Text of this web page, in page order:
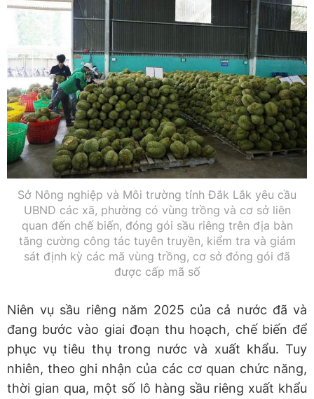
Sở Nông nghiệp và Môi trường tỉnh Đắk Lắk yêu cầu
UBND các xã, phường có vùng trồng và cơ sở liên
quan đến chế biến, đóng gói sầu riêng trên địa bàn
tăng cường công tác tuyên truyền, kiểm tra và giám
sát định kỳ các mã vùng trồng, cơ sở đóng gói đã
được cấp mã số
Niên vụ sầu riêng năm 2025 của cả nước đã và
đang bước vào giai đoạn thu hoạch, chế biến để
phục vụ tiêu thụ trong nước và xuất khẩu. Tuy
nhiên, theo ghi nhận của các cơ quan chức năng,
thời gian qua, một số lô hàng sầu riêng xuất khẩu